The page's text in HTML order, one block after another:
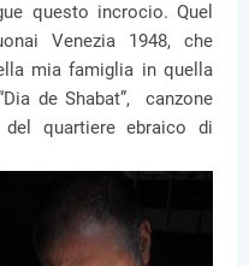
questo incrocio. Quel
Venezia 1948, che
mia famiglia in quella
de Shabat”, canzone
quartiere ebraico di